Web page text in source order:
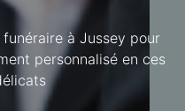
à Jussey pour
personnalisé en ces